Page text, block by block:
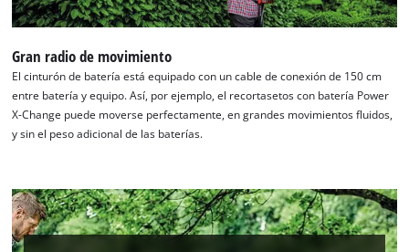
¡Necesitamos su consentimiento para
cargar el servicio Google Maps!
This content is not permitted to load due
to trackers that are not disclosed to the
to the list of technologies used.
Powered byUsercentrics Consent
Management Platform
Gran radio de movimiento
El cinturón de batería está equipado con un cable de conexión de 150 cm
entre batería y equipo. Así, por ejemplo, el recortasetos con batería Power
X-Change puede moverse perfectamente, en grandes movimientos fluidos,
y sin el peso adicional de las baterías.